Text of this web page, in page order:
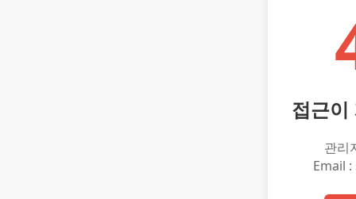
접근이
관리
Email